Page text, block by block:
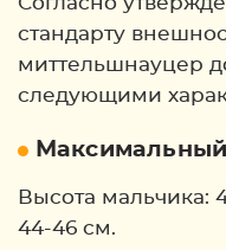
стандарту
миттельшнауцер
следующими
Высота мальчика:
44-46 см.